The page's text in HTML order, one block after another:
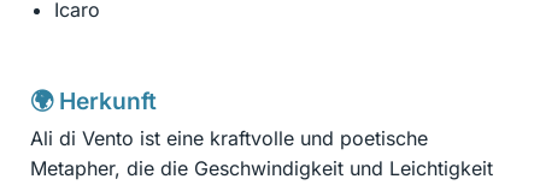
Icaro
🌍 Herkunft
Ali di Vento ist eine kraftvolle und poetische
Metapher, die die Geschwindigkeit und Leichtigkeit